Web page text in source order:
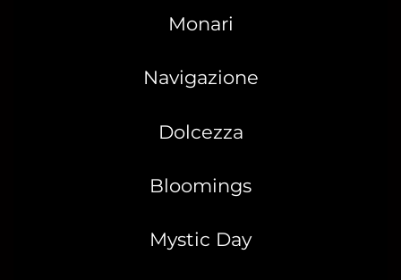
Monari
Navigazione
Dolcezza
Bloomings
Mystic Day